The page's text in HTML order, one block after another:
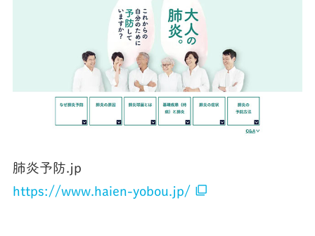
肺炎予防.jp
https://www.haien-yobou.jp/ filter_none